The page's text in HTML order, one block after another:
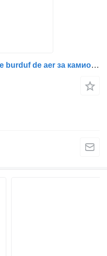
Датчик Regulator de nivel de burduf de aer за камион Renault 81259370016, 8125937-0016, 1379941, 1398840, 0005424018, A0005424018, A0005424080, 0005424080, 1305844, 1505287, 5010143095, 98472878